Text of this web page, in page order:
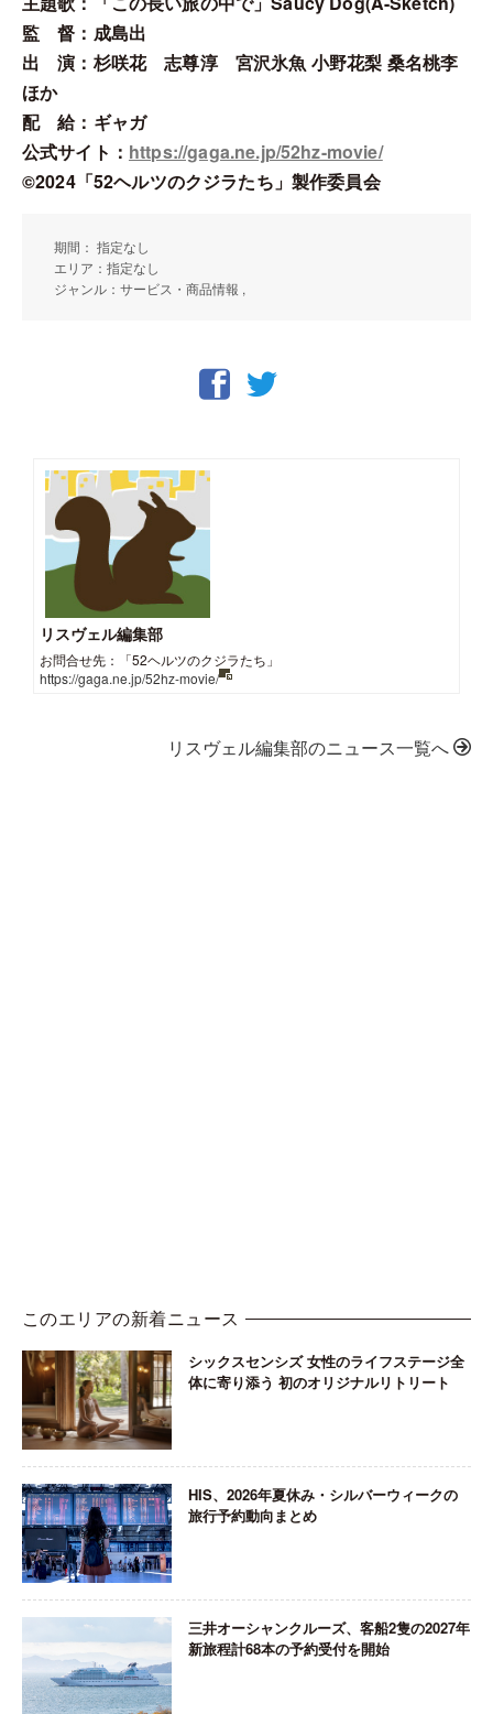
監 督：成島出
出 演：杉咲花 志尊淳 宮沢氷魚 小野花梨 桑名桃李
ほか
配 給：ギャガ
公式サイト： https://gaga.ne.jp/52hz-movie/
©2024「52ヘルツのクジラたち」製作委員会
期間： 指定なし
エリア：指定なし
ジャンル：サービス・商品情報 ,
リスヴェル編集部
お問合せ先：「52ヘルツのクジラたち」
https://gaga.ne.jp/52hz-movie/
リスヴェル編集部のニュース一覧へ
このエリアの新着ニュース
シックスセンシズ 女性のライフステージ全
体に寄り添う 初のオリジナルリトリート
HIS、2026年夏休み・シルバーウィークの
旅行予約動向まとめ
三井オーシャンクルーズ、客船2隻の2027年
新旅程計68本の予約受付を開始